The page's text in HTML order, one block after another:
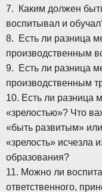
7. Каким должен
воспитывал и
8. Есть ли разница
производственным
9. Есть ли разница
производственным
10. Есть ли разница
«зрелостью»? Что
«быть развитым»
«зрелость» исчезла
образования?
11. Можно ли
ответственного,